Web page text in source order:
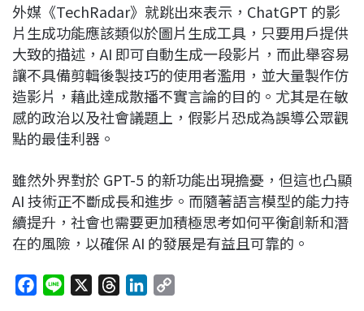
外媒《TechRadar》就跳出來表示，ChatGPT 的影
片生成功能應該類似於圖片生成工具，只要用戶提供
大致的描述，AI 即可自動生成一段影片，而此舉容易
讓不具備剪輯後製技巧的使用者濫用，並大量製作仿
造影片，藉此達成散播不實言論的目的。尤其是在敏
感的政治以及社會議題上，假影片恐成為誤導公眾觀
點的最佳利器。
雖然外界對於 GPT-5 的新功能出現擔憂，但這也凸顯
AI 技術正不斷成長和進步。而隨著語言模型的能力持
續提升，社會也需要更加積極思考如何平衡創新和潛
在的風險，以確保 AI 的發展是有益且可靠的。